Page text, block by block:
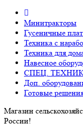
Минитракторы
Гусеничные
Техника с
Техника для
Навесное
СПЕЦ.
Доп.
Готовые
Магазин
России!